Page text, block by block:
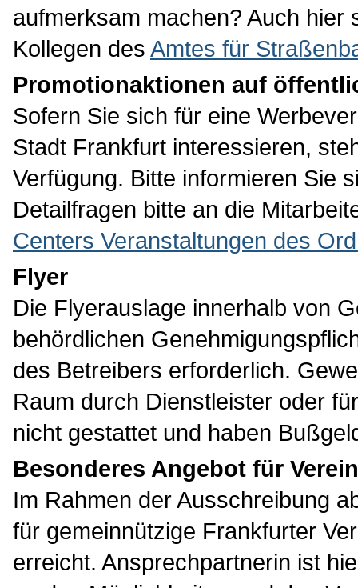
aufmerksam machen? Auch hier
Kollegen des Amtes für
Promotionaktionen auf
Sofern Sie sich für eine
Stadt Frankfurt interessieren,
Verfügung. Bitte informieren Sie
Detailfragen bitte an die
Centers Veranstaltungen des
Flyer
Die Flyerauslage innerhalb von
behördlichen
des Betreibers erforderlich.
Raum durch Dienstleister oder
nicht gestattet und haben
Besonderes Angebot für
Im Rahmen der Ausschreibung
für gemeinnützige Frankfurter
erreicht. Ansprechpartnerin ist